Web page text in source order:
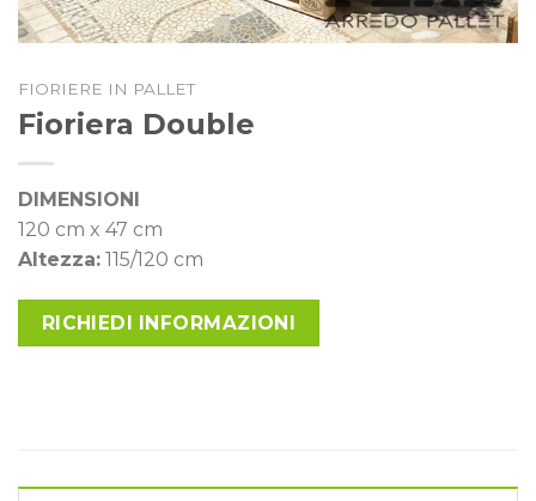
FIORIERE IN PALLET
Fioriera Double
DIMENSIONI
120 cm x 47 cm
Altezza: 115/120 cm
RICHIEDI INFORMAZIONI